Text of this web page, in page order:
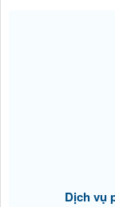
Dịch vụ